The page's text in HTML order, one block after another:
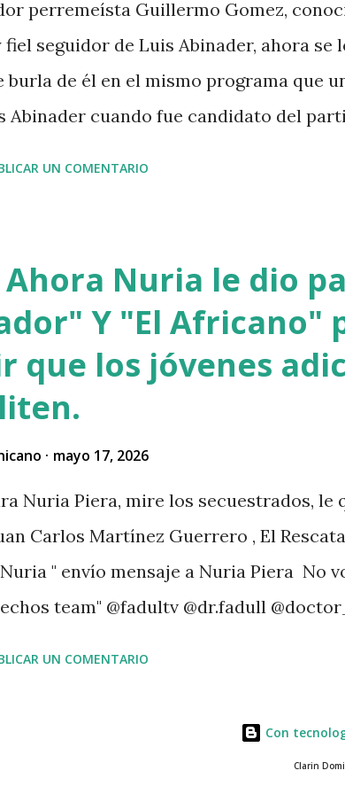
perremeísta Guillermo Gomez,
seguidor de Luis Abinader, ahora se
burla de él en el mismo programa que
Abinader cuando fue candidato del
UN COMENTARIO
Ahora Nuria le dio
Y "El Africano"
que los jóvenes
mayo 17, 2026
Nuria Piera, mire los secuestrados, le
Carlos Martínez Guerrero , El
" envío mensaje a Nuria Piera No
team" @fadultv @dr.fadull
this post on Instagram A post shared by
UN COMENTARIO
Con
Clarin